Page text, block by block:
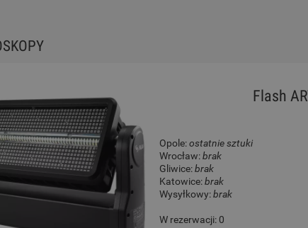
Flash
Opole:ostatnie sztuki
Wrocław:brak
Gliwice:brak
Katowice:brak
Wysyłkowy:brak
W rezerwacji: 0